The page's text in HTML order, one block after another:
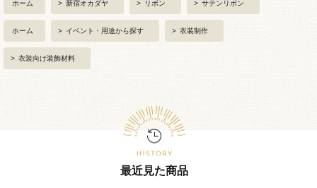
ホーム > 新宿オカダヤ > リボン > サテンリボン
ホーム > イベント・用途から探す > 衣装制作
> 衣装向け装飾材料
最近見た商品